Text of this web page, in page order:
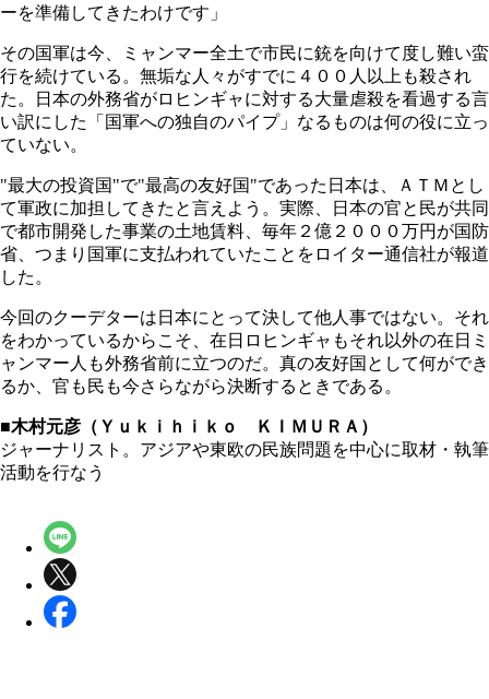
ーを準備してきたわけです」
その国軍は今、ミャンマー全土で市民に銃を向けて度し難い蛮
行を続けている。無垢な人々がすでに４００人以上も殺され
た。日本の外務省がロヒンギャに対する大量虐殺を看過する言
い訳にした「国軍への独自のパイプ」なるものは何の役に立っ
ていない。
"最大の投資国"で"最高の友好国"であった日本は、ＡＴＭとし
て軍政に加担してきたと言えよう。実際、日本の官と民が共同
で都市開発した事業の土地賃料、毎年２億２０００万円が国防
省、つまり国軍に支払われていたことをロイター通信社が報道
した。
今回のクーデターは日本にとって決して他人事ではない。それ
をわかっているからこそ、在日ロヒンギャもそれ以外の在日ミ
ャンマー人も外務省前に立つのだ。真の友好国として何ができ
るか、官も民も今さらながら決断するときである。
■木村元彦（Ｙｕｋｉｈｉｋｏ ＫＩＭＵＲＡ）
ジャーナリスト。アジアや東欧の民族問題を中心に取材・執筆
活動を行なう